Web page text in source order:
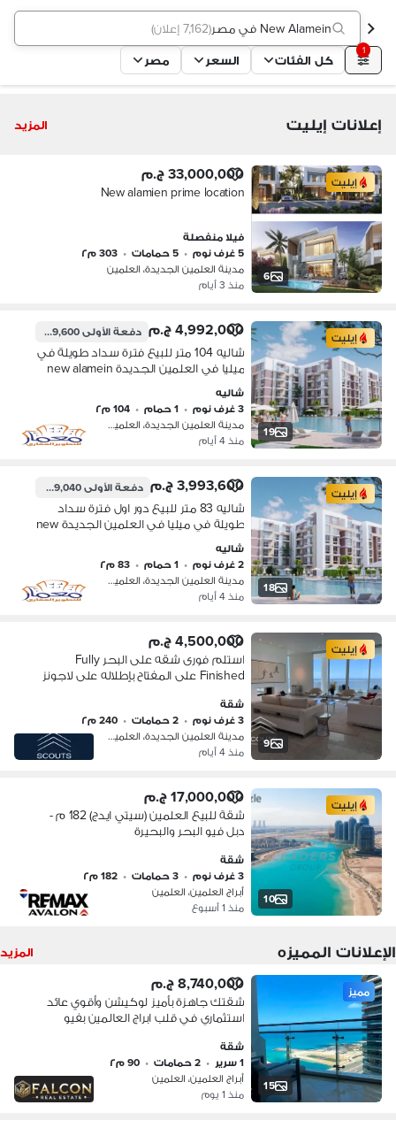
New Alamein في مصر (7,162 إعلان )
1
كل الفئات السعر مصر
إعلانات إيليت المزيد
6
إيليت 33,000,000 ج.م
New alamien prime location
فيلا منفصلة
5 غرف نوم
• 5 حمامات • 303 م٢
مدينة العلمين الجديدة، العلمين
منذ 3 أيام
19
إيليت 4,992,000 ج.م دفعة الأولى249,600 ج.م
شاليه 104 متر للبيع فترة سداد طويلة في
ميليا في العلمين الجديدة new alamein
north coast
شاليه
3 غرف نوم
• 1 حمام • 104 م٢
مدينة العلمين الجديدة، العلمين
منذ 4 أيام
18
إيليت 3,993,600 ج.م دفعة الأولى599,040 ج.م
شاليه 83 متر للبيع دور اول فترة سداد
طويلة في ميليا في العلمين الجديدة new
alamein north coast
شاليه
2 غرف نوم
• 1 حمام • 83 م٢
مدينة العلمين الجديدة، العلمين
منذ 4 أيام
9
إيليت 4,500,000 ج.م
استلم فورى شقه على البحر Fully
Finished على المفتاح بإطلاله على لاجونز
coast
شقة
3 غرف نوم
• 2 حمامات • 240 م٢
مدينة العلمين الجديدة، العلمين
منذ 4 أيام
10
إيليت 17,000,000 ج.م
شقة للبيع العلمين (سيتي ايدج) 182 م -
دبل فيو البحر والبحيرة
شقة
3 غرف نوم
• 3 حمامات • 182 م٢
أبراج العلمين، العلمين
منذ 1 أسبوع
الإعلانات المميزه المزيد
15
مميز 8,740,000 ج.م
شقتك جاهزة بأميز لوكيشن وأقوي عائد
استثماري في قلب ابراج العالمين بفيو
لوكس |Alamein Towers
شقة
1 سرير
• 2 حمامات • 90 م٢
أبراج العلمين، العلمين
منذ 1 يوم